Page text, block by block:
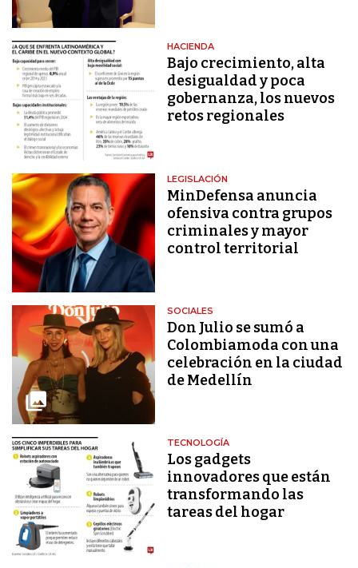
HACIENDA
Bajo crecimiento, alta
desigualdad y poca
gobernanza, los nuevos
retos regionales
LEGISLACIÓN
MinDefensa anuncia
ofensiva contra grupos
criminales y mayor
control territorial
SOCIALES
Don Julio se sumó a
Colombiamoda con una
celebración en la ciudad
de Medellín
TECNOLOGÍA
Los gadgets
innovadores que están
transformando las
tareas del hogar